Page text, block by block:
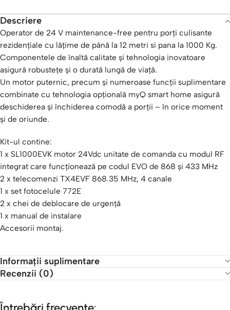
Descriere
Operator de 24 V maintenance-free pentru porți culisante
rezidențiale cu lățime de până la 12 metri si pana la 1000 Kg.
Componentele de înaltă calitate și tehnologia inovatoare
asigură robustețe și o durată lungă de viață.
Un motor puternic, precum și numeroase funcții suplimentare
combinate cu tehnologia opțională myQ smart home asigură
deschiderea și închiderea comodă a porții – în orice moment
și de oriunde.
Kit-ul contine:
1 x SL1000EVK motor 24Vdc unitate de comanda cu modul RF
integrat care funcționează pe codul EVO de 868 și 433 MHz
2 x telecomenzi TX4EVF 868.35 MHz, 4 canale
1 x set fotocelule 772E
2 x chei de deblocare de urgență
1 x manual de instalare
Accesorii montaj.
Informații suplimentare
Recenzii (0)